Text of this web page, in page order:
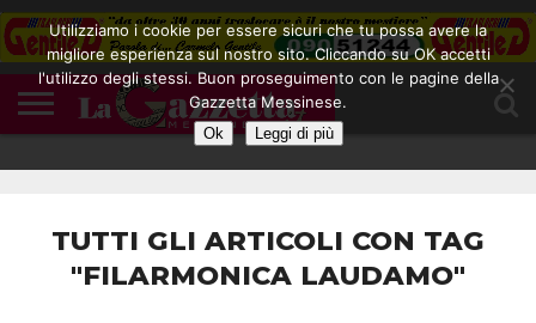
CONTATTI
COOKIE
POLICY
DIVENTA
BLOGGER
HOME
NOTE
LEGALI
TUTTI GLI ARTICOLI CON TAG
"FILARMONICA LAUDAMO"
Utilizziamo i cookie per essere sicuri che tu possa avere la
migliore esperienza sul nostro sito. Cliccando su OK accetti
l'utilizzo degli stessi. Buon proseguimento con le pagine della
Gazzetta Messinese.
Ok Leggi di più